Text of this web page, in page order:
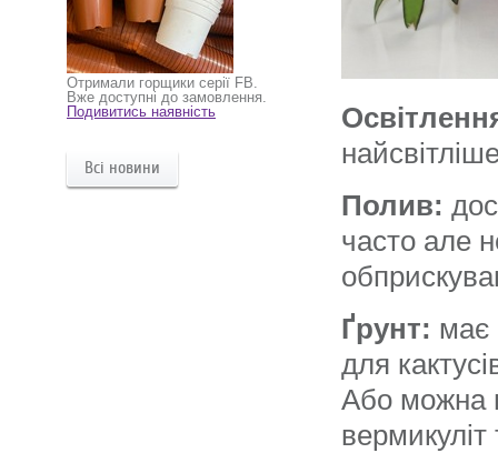
Отримали горщики серії FB.
Вже доступні до замовлення.
Подивитись наявність
Всі новини
Полив:
часто але
Ґрунт: має
для
Або можна